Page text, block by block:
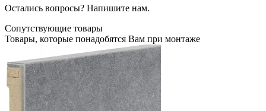
Остались вопросы? Напишите нам.
Сопутствующие товары
Товары, которые понадобятся Вам при монтаже